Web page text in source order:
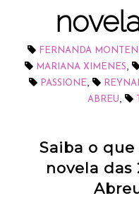
FERNANDA
MARIANA XIMENES,
PASSIONE,
ABREU,
Saiba o
novela das